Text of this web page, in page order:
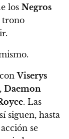
los Negros
trono
conViserys
Daemon
. Las
siguen, hasta
se